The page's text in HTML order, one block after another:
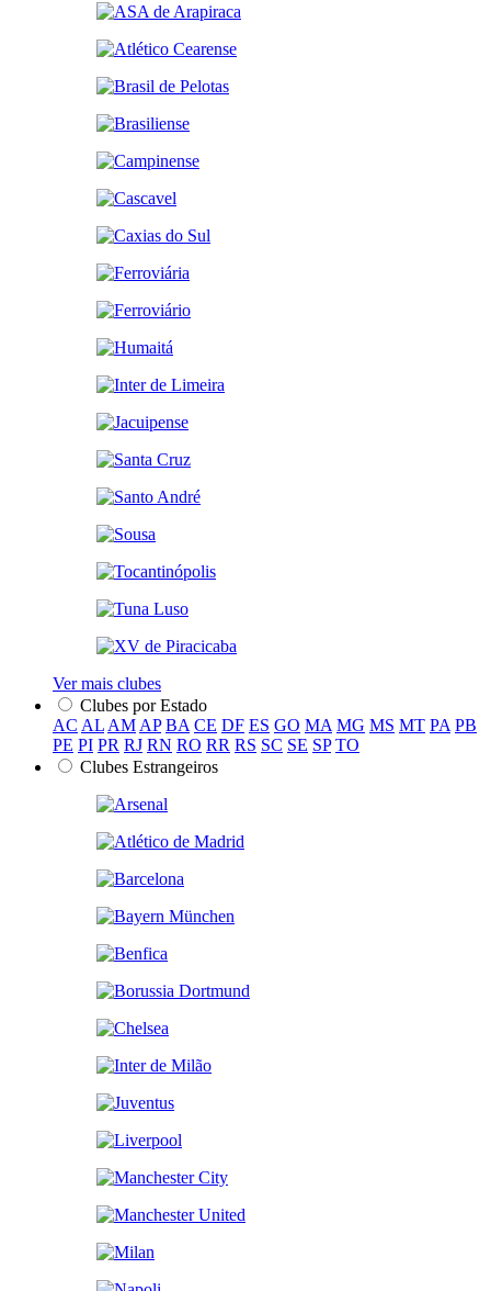
Ver mais clubes
Clubes por Estado
AC AL AM AP BA CE DF ES GO MA MG MS MT PA PB
PE PI PR RJ RN RO RR RS SC SE SP TO
Clubes Estrangeiros